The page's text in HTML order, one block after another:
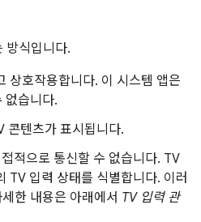
방식입니다.
상호작용합니다. 이 시스템 앱은
없습니다.
콘텐츠가 표시됩니다.
적으로 통신할 수 없습니다. TV
TV 입력 상태를 식별합니다. 이러
한 내용은 아래에서 TV 입력 관